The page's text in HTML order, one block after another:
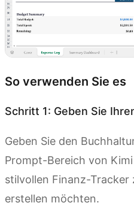
So verwenden Sie es
Schritt 1: Geben Sie
Geben Sie den
Prompt-Bereich von
stilvollen Finanz-Tracker
erstellen möchten.